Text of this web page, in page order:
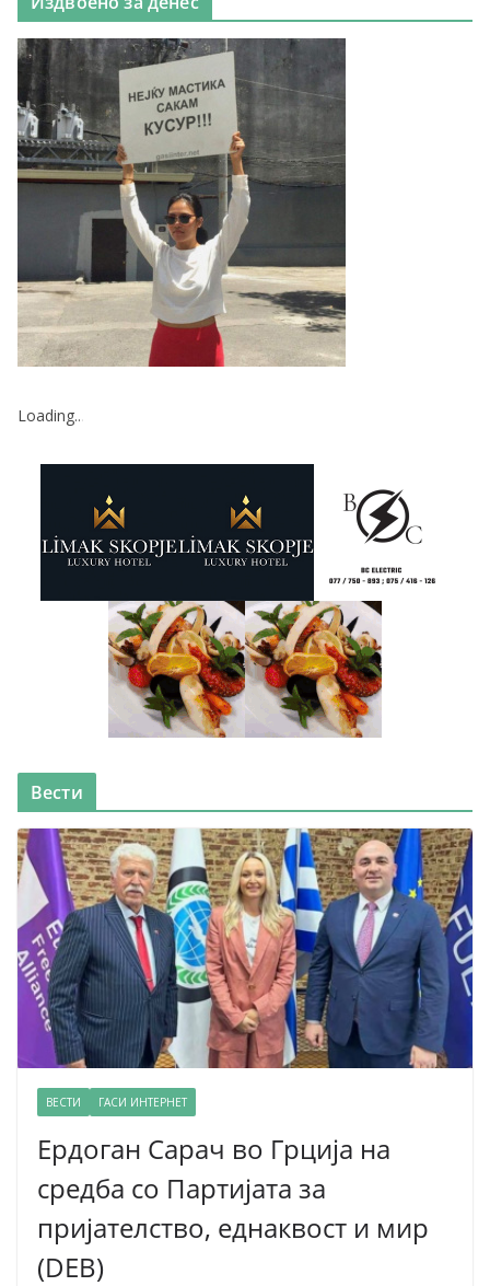
Loading...
Вести
ВЕСТИ ГАСИ ИНТЕРНЕТ
Ердоган Сарач во Грција на
средба со Партијата за
пријателство, еднаквост и мир
(DEB)